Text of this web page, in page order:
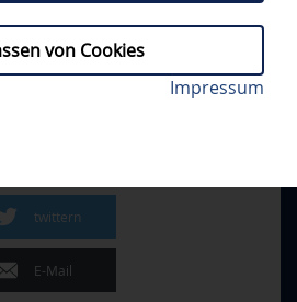
Köppchen (li.) und Derek
// DONNERSTAG,
twittern
E-Mail
von Cookies
Impressum